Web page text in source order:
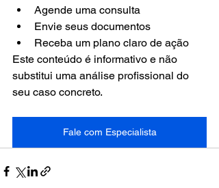
Agende uma consulta
Envie seus documentos
Receba um plano claro de ação
Este conteúdo é informativo e não
substitui uma análise profissional do
seu caso concreto.
Fale com Especialista